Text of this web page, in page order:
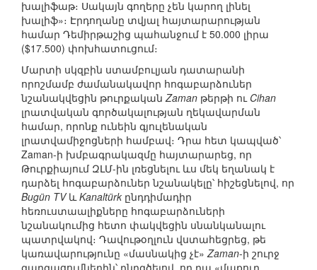
խալիֆաթ։ Սակայն գողերը չեն կարող լինել
խալիֆ»։ Էրդողանը տվյալ հայտարարության
համար Դեմիրթաշից պահանջում է 50.000 լիրա
($17.500) փոխհատուցում։
Մարտի սկզբին ստամբուլյան դատարանի
որոշմամբ ժամանակավոր հոգաբարձուներ
նշանակվեցին թուրքականZaman թերթի ու Cihan
լրատվական գործակալության ղեկավարման
համար, որոնք ունեին գյուլենական
լրատվամիջոցների համբավ։ Դրա հետ կապված՝
Zaman-ի խմբագրակազմը հայտարարեց, որ
Թուրքիայում ԶԼՄ-ին լռեցնելու ևս մեկ եղանակ է
դարձել հոգաբարձուներ նշանակելը՝ հիշեցնելով, որ
Bugün TVևKanaltürk ընդդիմադիր
հեռուստաալիքները հոգաբարձուների
նշանակումից հետո փակվեցին սնանկանալու
պատրվակով։ Դավութօղլուն վստահեցրեց, թե
կառավարությունը «մասնակից չէ»Zaman-ի շուրջ